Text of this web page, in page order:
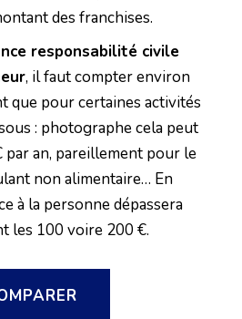
des franchises.
responsabilité civile
, il faut compter environ
que pour certaines activités
: photographe cela peut
an, pareillement pour le
non alimentaire… En
à la personne dépassera
les 100 voire 200 €.